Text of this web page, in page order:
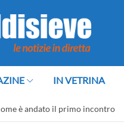
IN VETRINA
è andato il primo incontro